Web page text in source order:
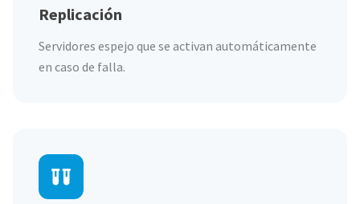
Replicación
Servidores espejo que se activan automáticamente
en caso de falla.